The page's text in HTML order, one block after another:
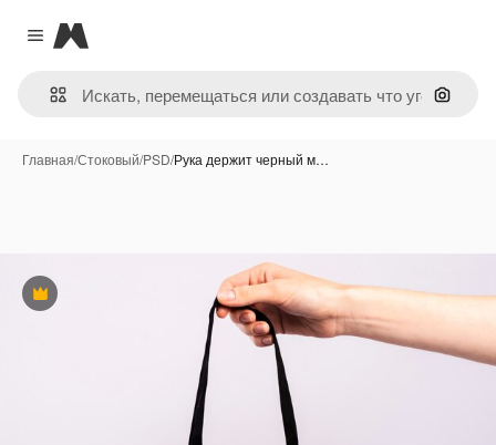
Close menu
Magnific
Поиск
Главная/Стоковый/PSD/Рука держит черный м…
Премиум